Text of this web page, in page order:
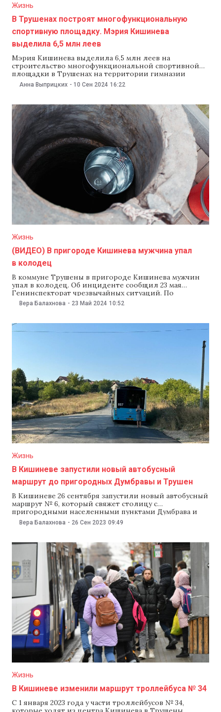
Жизнь
В Трушенах построят многофункциональную
спортивную площадку. Мэрия Кишинева
выделила 6,5 млн леев
Мэрия Кишинева выделила 6,5 млн леев на
строительство многофункциональной спортивной
площадки в Трушенах на территории гимназии
имени Георге Мадана. Работы планируют завершить в
2025 году. Об этом 10 сентября сообщили в пресс-
многофункциональную спортивную площадку с
детскими игровыми зонами и зелеными
территориями. На этот проект
Анна Выприцких - 10 Сен 2024 16:22
Жизнь
(ВИДЕО) В пригороде Кишинева мужчина упал
в колодец
В коммуне Трушены в пригороде Кишинева мужчин
упал в колодец. Об инциденте сообщил 23 мая
Генинспекторат чрезвычайных ситуаций. По
информации инспектората, инцидент произошел во
второй половине дня 22 мая. Во дворе собственного
метров. Спасателям удалось его вытащить. Мужчину
передали бригаде врачей для
Вера Балахнова - 23 Май 2024 10:52
Жизнь
В Кишиневе запустили новый автобусный
маршрут до пригородных Думбравы и Трушен
В Кишиневе 26 сентября запустили новый автобусный
маршрут № 6, который свяжет столицу с
пригородными населенными пунктами Думбрава и
Трушены. Об этом сообщил мэр Кишинева Ион Чебан.
Чебан отметил, что в Думбраве никогда не было
будет ходить от улицы Алба-Юлия в Кишиневе, через
Думбраву
Вера Балахнова - 26 Сен 2023 09:49
Жизнь
В Кишиневе изменили маршрут троллейбуса № 34
С 1 января 2023 года у части троллейбусов № 34,